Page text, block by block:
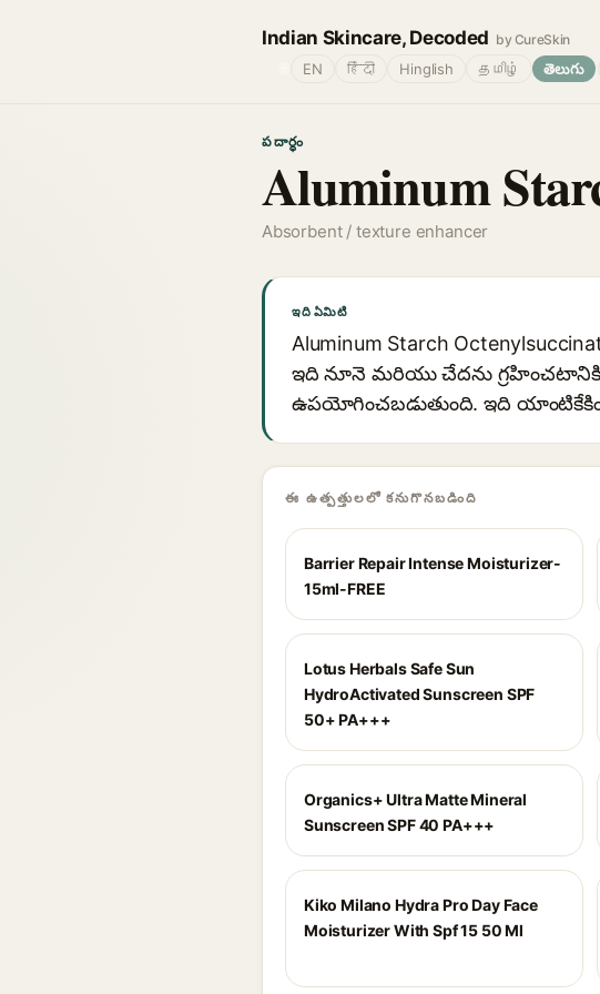
Indian Skincare, Decoded by CureSkin
EN हिंदी Hinglish தமிழ் తెలుగు
పదార్థం
Aluminum
Absorbent / texture enhancer
ఇది ఏమిటి
Aluminum Starch
ఇది నూనె మరియు చేదను
ఉపయోగించబడుతుంది. ఇది
ఈ ఉత్పత్తులలో కనుగొనబడింది
Barrier Repair Intense Moisturizer-
15ml-FREE
Lotus Herbals Safe Sun
HydroActivated Sunscreen SPF
50+ PA+++
Organics+ Ultra Matte Mineral
Sunscreen SPF 40 PA+++
Kiko Milano Hydra Pro Day Face
Moisturizer With Spf 15 50 Ml